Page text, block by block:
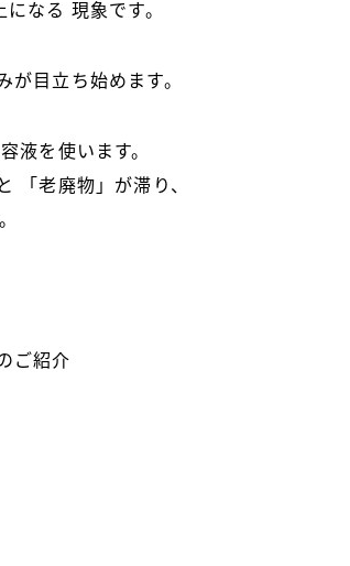
なる 現象です。
目立ち始めます。
液を使います。
「老廃物」が滞り、
ご紹介